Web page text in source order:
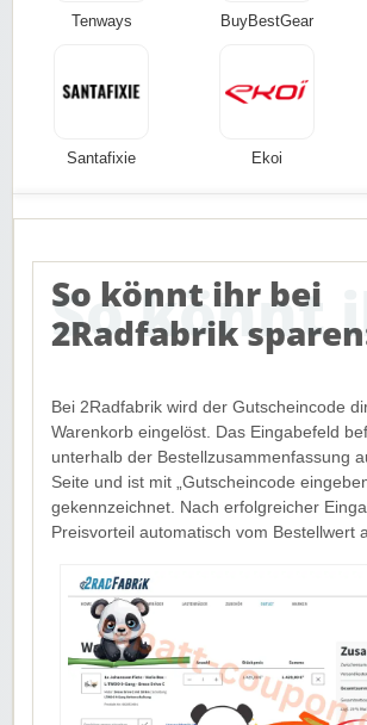
Tenways BuyBestGear
Santafixie Ekoi
So könnt ihr bei
2Radfabrik
Bei 2Radfabrik wird der Gutscheincode
Warenkorb eingelöst. Das Eingabefeld
unterhalb der Bestellzusammenfassung
Seite und ist mit „Gutscheincode
gekennzeichnet. Nach erfolgreicher
Preisvorteil automatisch vom Bestellwert